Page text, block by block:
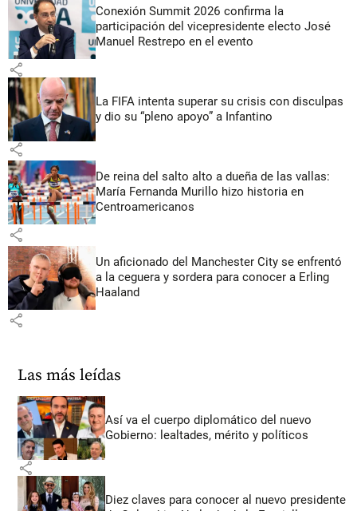
Conexión Summit 2026 confirma la
participación del vicepresidente electo José
Manuel Restrepo en el evento
share
La FIFA intenta superar su crisis con disculpas
y dio su “pleno apoyo” a Infantino
share
De reina del salto alto a dueña de las vallas:
María Fernanda Murillo hizo historia en
Centroamericanos
share
Un aficionado del Manchester City se enfrentó
a la ceguera y sordera para conocer a Erling
Haaland
share
Las más leídas
Así va el cuerpo diplomático del nuevo
Gobierno: lealtades, mérito y políticos
share
Diez claves para conocer al nuevo presidente